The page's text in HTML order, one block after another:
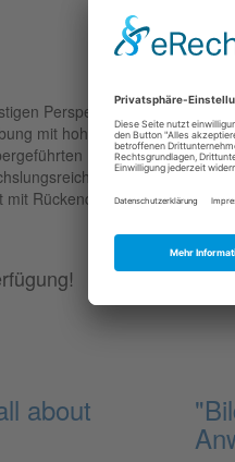
Perspektiven
mit hohem Freizeitwert
Unternehmen
Aufgaben
mit Rückendeckung
about